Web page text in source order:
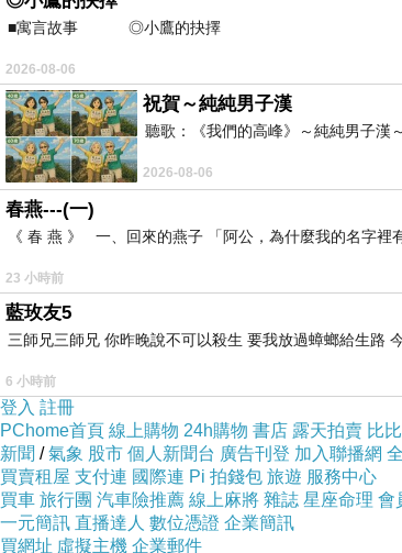
■寓言故事 ◎小鷹的抉擇 ⊕潘文
2026-08-06
祝賀～純純男子漢
聽歌：《我們的高峰》～純純男子漢
2026-08-06
春燕---(一)
《 春 燕 》 一、回來的燕子 「阿公，為什麼我的名字
23 小時前
藍玫友5
三師兄三師兄 你昨晚說不可以殺生 要我放過蟑螂給生路
6 小時前
登入 註冊
PChome首頁 線上購物 24h購物 書店 露天拍賣 比
新聞 /氣象 股市 個人新聞台 廣告刊登 加入聯播網
買賣租屋 支付連 國際連 Pi 拍錢包 旅遊 服務中心
買車 旅行團 汽車險推薦 線上麻將 雜誌 星座命理 會
一元簡訊 直播達人 數位憑證 企業簡訊
買網址 虛擬主機 企業郵件